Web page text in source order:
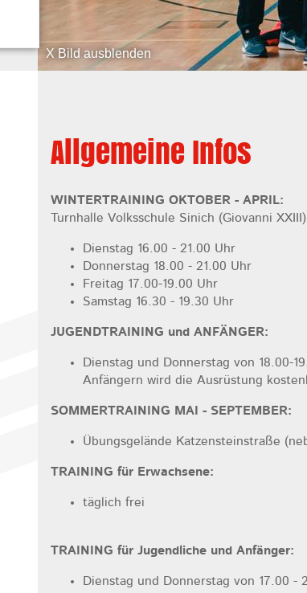
X Bild ausblenden
Allgemeine Infos
WINTERTRAINING OKTOBER - APRIL:
Turnhalle Volksschule Sinich (Giovanni XXIII)
Dienstag 16.00 - 21.00 Uhr
Donnerstag 18.00 - 21.00 Uhr
Freitag 17.00-19.00 Uhr
Samstag 16.30 - 19.30 Uhr
JUGENDTRAINING und ANFÄNGER:
Dienstag und Donnerstag von 18.00-
Anfängern wird die Ausrüstung
SOMMERTRAINING MAI - SEPTEMBER:
Übungsgelände Katzensteinstraße
TRAINING für Erwachsene:
täglich frei
TRAINING für Jugendliche und Anfänger:
Dienstag und Donnerstag von 17.00 -